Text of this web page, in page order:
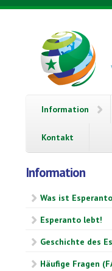
Direkt zum Inhalt
Information
Kontakt
Information
Was ist
Esperanto lebt!
Geschichte des
Häufige Fragen